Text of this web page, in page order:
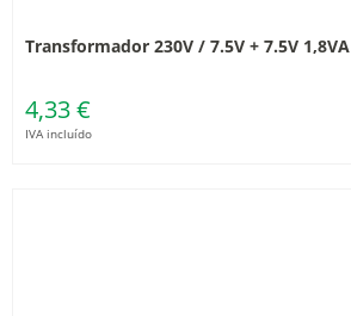
Transformador 230V / 7.5V + 7.5V 1,8VA
4,33 €
IVA incluído